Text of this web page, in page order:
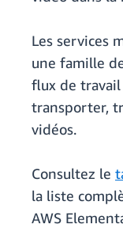
Les services
une famille
flux de travail
transporter,
vidéos.
Consultez le
la liste
AWS